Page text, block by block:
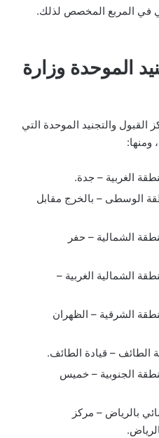
في المربع المخصص لذلك.
الموحدة وزارة
والتجنيد الموحدة التي
ومنها:
الغربية – جدة.
الوسطى – بالخرج مقابل
الشمالية – حفر
الشمالية الغربية –
الشرقية – الظهران
الطائف – قيادة الطائف.
الجنوبية – خميس
بالرياض – مركز